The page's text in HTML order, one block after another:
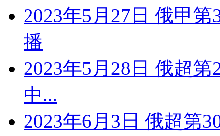
2023年5月27日 俄甲
播
2023年5月28日 俄超
中...
2023年6月3日 俄超第